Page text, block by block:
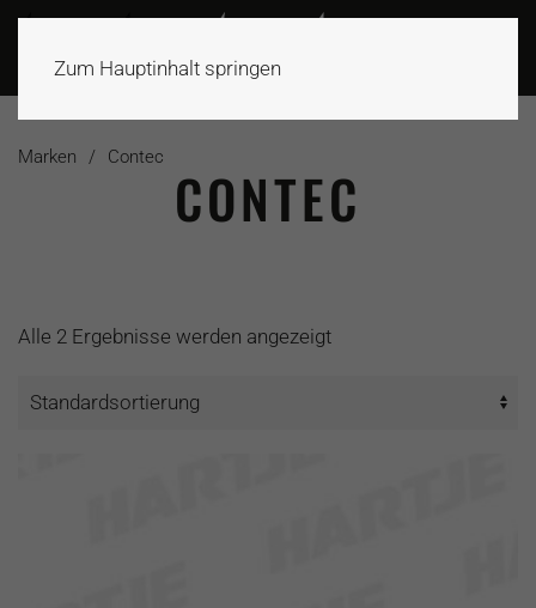
Zum Hauptinhalt springen
Marken Contec
CONTEC
Alle 2 Ergebnisse werden angezeigt